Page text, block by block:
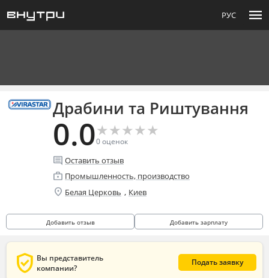
РУС menu
Драбини та Риштування
0.0★
★★
★★
★★
★★
★
0оценок
comment Оставить отзыв
enterprise Промышленность, производство
location_on Белая Церковь , Киев
Добавить отзыв Добавить зарплату
verified_user Вы представитель
компании?
Подать заявку